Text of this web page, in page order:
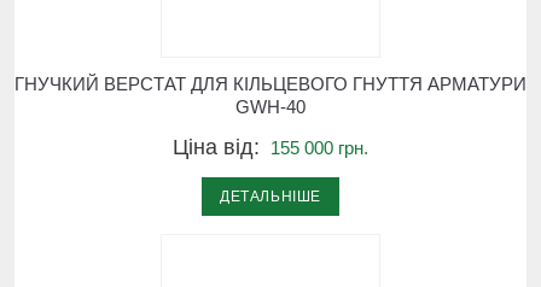
ГНУЧКИЙ ВЕРСТАТ ДЛЯ КІЛЬЦЕВОГО ГНУТТЯ АРМАТУРИ
GWH-40
Ціна від: 155 000 грн.
ДЕТАЛЬНІШЕ